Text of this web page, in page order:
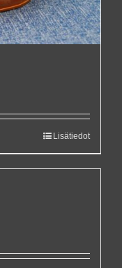
Lisätiedot